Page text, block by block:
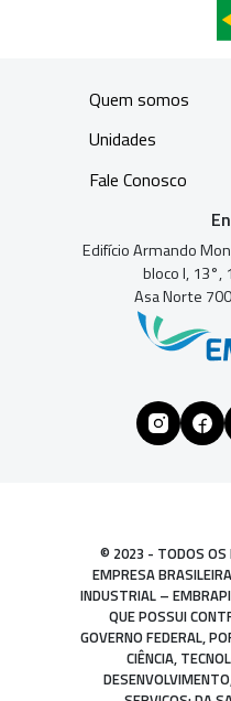
Quem somos
Unidades
Fale Conosco
Edifício Armando
bloco I, 13°,
Asa Norte
© 2023 - TODOS OS
EMPRESA
INDUSTRIAL –
QUE POSSUI
GOVERNO FEDERAL,
CIÊNCIA,